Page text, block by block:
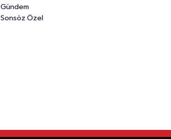
Gündem
Sonsöz Özel